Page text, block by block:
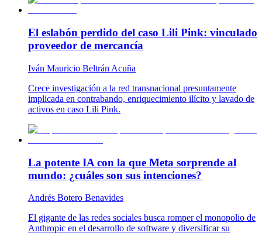
El eslabón perdido del caso Lili Pink: vinculado
proveedor de mercancía
Iván Mauricio Beltrán Acuña
Crece investigación a la red transnacional presuntamente
implicada en contrabando, enriquecimiento ilícito y lavado de
activos en caso Lili Pink.
La potente IA con la que Meta sorprende al
mundo: ¿cuáles son sus intenciones?
Andrés Botero Benavides
El gigante de las redes sociales busca romper el monopolio de
Anthropic en el desarrollo de software y diversificar su